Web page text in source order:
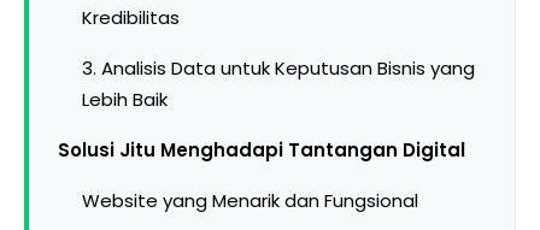
Kredibilitas
3. Analisis Data untuk Keputusan Bisnis yang
Lebih Baik
Solusi Jitu Menghadapi Tantangan Digital
Website yang Menarik dan Fungsional